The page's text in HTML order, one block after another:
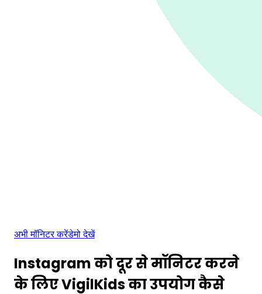
अभी मॉनिटर करेंडेमो देखें
Instagram को दूर से मॉनिटर करने
के लिए VigilKids का उपयोग कैसे